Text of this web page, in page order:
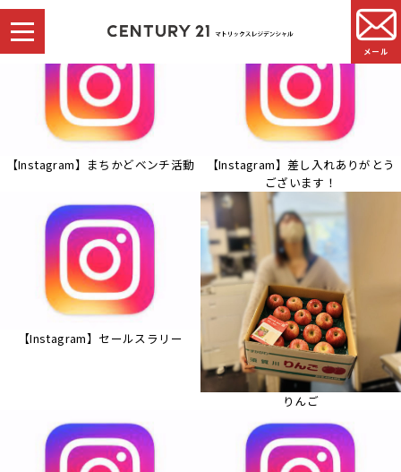
メール
【Instagram】まちかどベンチ活動
【Instagram】差し入れありがとう
ございます！
【Instagram】セールスラリー
りんご